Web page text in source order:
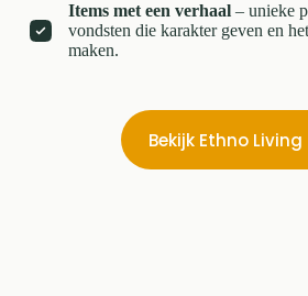
Items met een verhaal– unieke
vondsten die karakter geven en
maken.
Bekijk Ethno Living